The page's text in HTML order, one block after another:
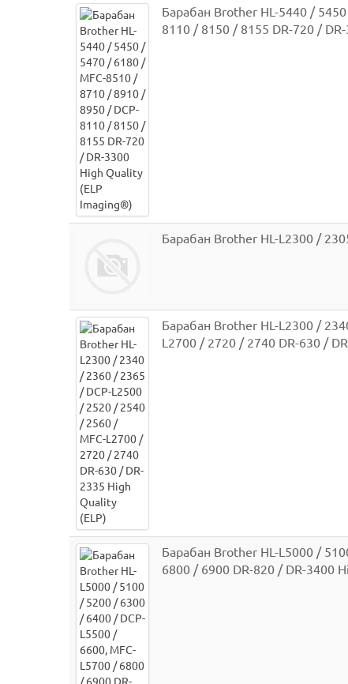
Барабан Brother HL-5440 /
8110 / 8150 / 8155 DR-720 /
Барабан Brother HL-L2300 /
Барабан Brother HL-L2300 /
L2700 / 2720 / 2740 DR-630 /
Барабан Brother HL-L5000 /
6800 / 6900 DR-820 / DR-3400